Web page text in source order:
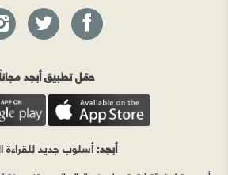
حمّل تطبيق أبجد
أبجد: أسلوب جديد للقراءة